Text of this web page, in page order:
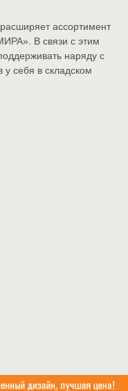
ассортимент
В связи с этим
наряду с
у себя в складском